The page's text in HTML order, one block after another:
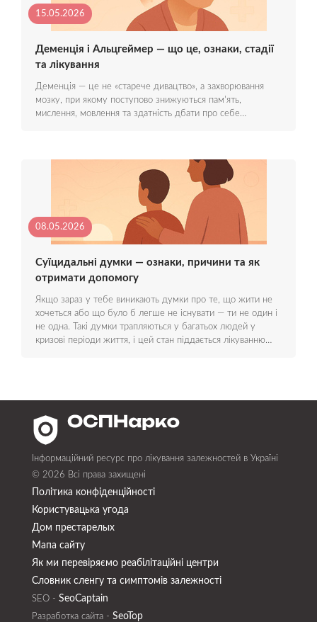
15.05.2026
Деменція і Альцгеймер — що це, ознаки, стадії
та лікування
Деменція — це не «старече дивацтво», а захворювання
мозку, при якому поступово знижуються пам'ять,
мислення, мовлення та здатність дбати про себе…
08.05.2026
Суїцидальні думки — ознаки, причини та як
отримати допомогу
Якщо зараз у тебе виникають думки про те, що жити не
хочеться або що було б легше не існувати — ти не один і
не одна. Такі думки трапляються у багатьох людей у
кризові періоди життя, і цей стан піддається лікуванню…
Інформаційний ресурс про лікування залежностей в Україні
© 2026 Всі права захищені
Політика конфіденційності
Користувацька угода
Дом престарелых
Мапа сайту
Як ми перевіряємо реабілітаційні центри
Словник сленгу та симптомів залежності
SEO - SeoСaptain
Разработка сайта - SeoTop